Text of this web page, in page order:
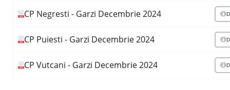
CP Negresti - Garzi Decembrie 2024
CP Puiesti - Garzi Decembrie 2024
CP Vutcani - Garzi Decembrie 2024